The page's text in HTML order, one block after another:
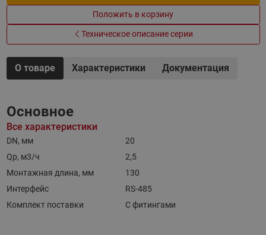
Положить в корзину
Техническое описание серии
О товаре Характеристики Документация
Основное
Все характеристики
DN, мм
20
Qp, м3/ч
2,5
Монтажная длина, мм
130
Интерфейс
RS-485
Комплект поставки
С фитингами